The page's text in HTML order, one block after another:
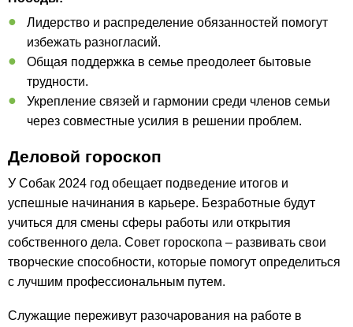
Лидерство и распределение обязанностей помогут
избежать разногласий.
Общая поддержка в семье преодолеет бытовые
трудности.
Укрепление связей и гармонии среди членов семьи
через совместные усилия в решении проблем.
Деловой гороскоп
У Собак 2024 год обещает подведение итогов и
успешные начинания в карьере. Безработные будут
учиться для смены сферы работы или открытия
собственного дела. Совет гороскопа – развивать свои
творческие способности, которые помогут определиться
с лучшим профессиональным путем.
Служащие переживут разочарования на работе в